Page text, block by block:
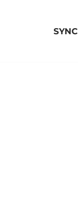
SYNC